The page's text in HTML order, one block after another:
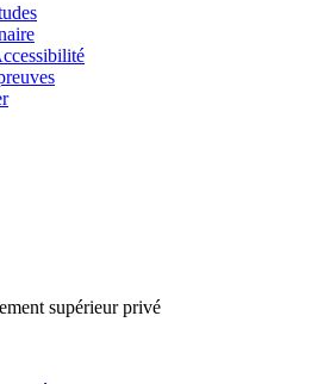
supérieur privé